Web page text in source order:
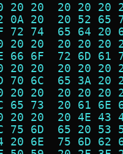
20 20  20 20
0A 20  20 52
72 74  65 64
20 20  20 20
66 6F  72 6D
20 20  20 20
70 6C  65 3A
20 20  20 20
65 73  20 61
20 20  20 4E
75 6D  65 20
20 6E  75 6D